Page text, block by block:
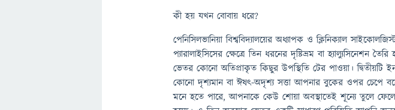
কী হয় যখন বোবায় ধরে?
পেনিসিলভানিয়া বিশ্ববিদ্যালয়ের অধ্যাপক ও ক্লিনিক্যাল
প্যারালাইসিসের ক্ষেত্রে তিন ধরনের দৃষ্টিভ্রম বা হ্যাল্যুসিনেশন
ভেতর কোনো অতিপ্রাকৃত কিছুর উপস্থিতি টের পাওয়া। দ্বিতীয়টি
কোনো দৃশ্যমান বা ঈষৎ-অদৃশ্য সত্তা আপনার বুকের ওপর চেপে
মনে হতে পারে, আপনাকে কেউ শোয়া অবস্থাতেই শূন্যে তুলে